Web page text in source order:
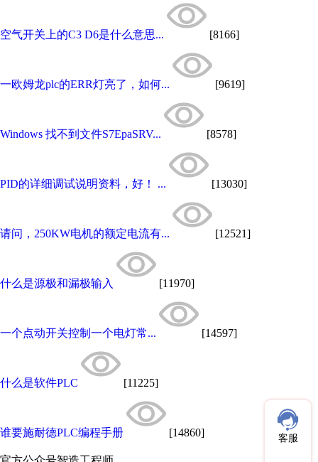
空气开关上的C3 D6是什么意思... [8166]
一欧姆龙plc的ERR灯亮了，如何... [9619]
Windows 找不到文件S7EpaSRV... [8578]
PID的详细调试说明资料，好！ ... [13030]
请问，250KW电机的额定电流有... [12521]
什么是源极和漏极输入 [11970]
一个点动开关控制一个电灯常... [14597]
什么是软件PLC [11225]
谁要施耐德PLC编程手册 [14860] 客服